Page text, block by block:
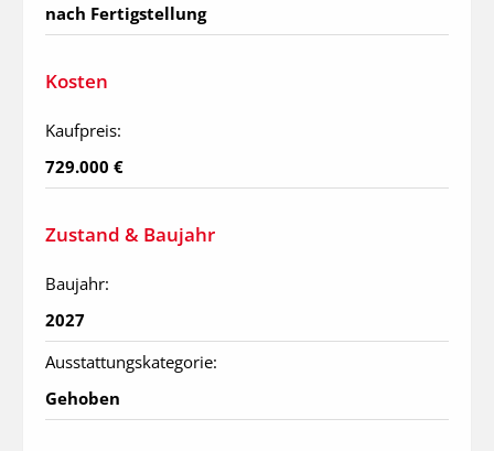
nach Fertigstellung
Kosten
Kaufpreis:
729.000 €
Zustand & Baujahr
Baujahr:
2027
Ausstattungskategorie:
Gehoben